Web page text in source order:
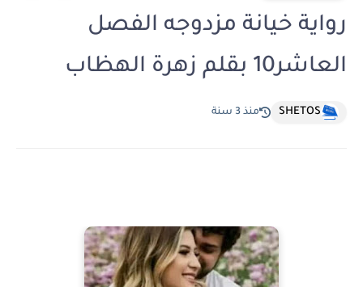
رواية خيانة مزدوجه الفصل
العاشر10 بقلم زهرة الهظاب
SHETOS منذ 3 سنة